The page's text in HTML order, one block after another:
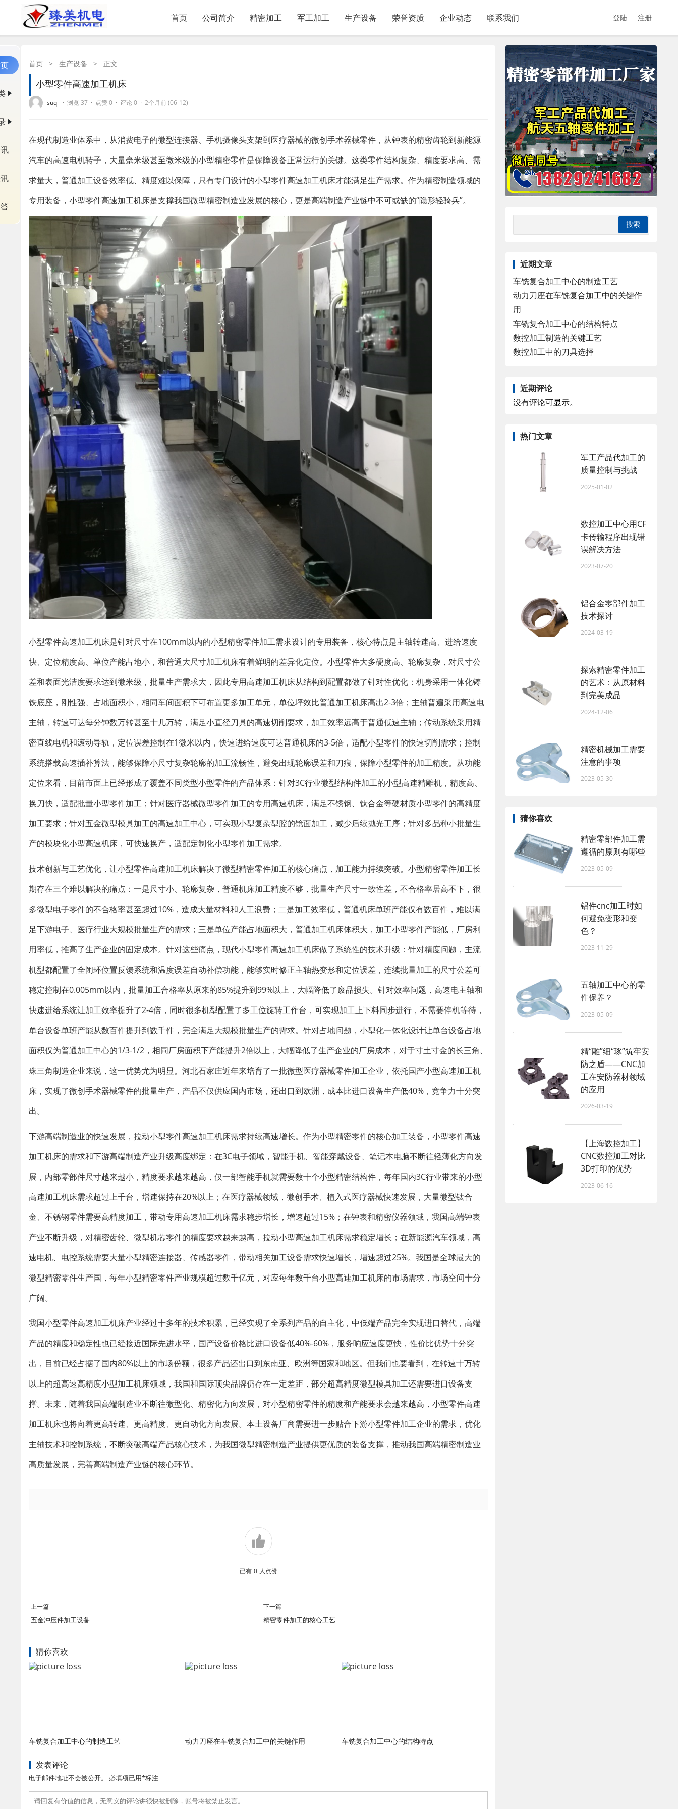
首页 公司简介 精密加工 军工加工 生产设备 荣誉资质 企业动态 联系我们 登陆 注册
首页 > 生产设备 > 正文
小型零件高速加工机床
suqi · 浏览 37 · 点赞 0 · 评论 0 · 2个月前 (06-12)
在现代制造业体系中，从消费电子的微型连接器、手机摄像头支架到医疗器械的微创手术器械零件，从钟表的精密齿轮到新能源
汽车的高速电机转子，大量毫米级甚至微米级的小型精密零件是保障设备正常运行的关键。这类零件结构复杂、精度要求高、需
求量大，普通加工设备效率低、精度难以保障，只有专门设计的小型零件高速加工机床才能满足生产需求。作为精密制造领域的
专用装备，小型零件高速加工机床是支撑我国微型精密制造业发展的核心，更是高端制造产业链中不可或缺的“隐形轻骑兵”。
小型零件高速加工机床是针对尺寸在100mm以内的小型精密零件加工需求设计的专用装备，核心特点是主轴转速高、进给速度
快、定位精度高、单位产能占地小，和普通大尺寸加工机床有着鲜明的差异化定位。小型零件大多硬度高、轮廓复杂，对尺寸公
差和表面光洁度要求达到微米级，批量生产需求大，因此专用高速加工机床从结构到配置都做了针对性优化：机身采用一体化铸
铁底座，刚性强、占地面积小，相同车间面积下可布置更多加工单元，单位坪效比普通加工机床高出2-3倍；主轴普遍采用高速电
主轴，转速可达每分钟数万转甚至十几万转，满足小直径刀具的高速切削要求，加工效率远高于普通低速主轴；传动系统采用精
密直线电机和滚动导轨，定位误差控制在1微米以内，快速进给速度可达普通机床的3-5倍，适配小型零件的快速切削需求；控制
系统搭载高速插补算法，能够保障小尺寸复杂轮廓的加工流畅性，避免出现轮廓误差和刀痕，保障小型零件的加工精度。从功能
定位来看，目前市面上已经形成了覆盖不同类型小型零件的产品体系：针对3C行业微型结构件加工的小型高速精雕机，精度高、
换刀快，适配批量小型零件加工；针对医疗器械微型零件加工的专用高速机床，满足不锈钢、钛合金等硬材质小型零件的高精度
加工要求；针对五金微型模具加工的高速加工中心，可实现小型复杂型腔的镜面加工，减少后续抛光工序；针对多品种小批量生
产的模块化小型高速机床，可快速换产，适配定制化小型零件加工需求。
技术创新与工艺优化，让小型零件高速加工机床解决了微型精密零件加工的核心痛点，加工能力持续突破。小型精密零件加工长
期存在三个难以解决的痛点：一是尺寸小、轮廓复杂，普通机床加工精度不够，批量生产尺寸一致性差，不合格率居高不下，很
多微型电子零件的不合格率甚至超过10%，造成大量材料和人工浪费；二是加工效率低，普通机床单班产能仅有数百件，难以满
足下游电子、医疗行业大规模批量生产的需求；三是单位产能占地面积大，普通加工机床体积大，加工小型零件产能低，厂房利
用率低，推高了生产企业的固定成本。针对这些痛点，现代小型零件高速加工机床做了系统性的技术升级：针对精度问题，主流
机型都配置了全闭环位置反馈系统和温度误差自动补偿功能，能够实时修正主轴热变形和定位误差，连续批量加工的尺寸公差可
稳定控制在0.005mm以内，批量加工合格率从原来的85%提升到99%以上，大幅降低了废品损失。针对效率问题，高速电主轴和
快速进给系统让加工效率提升了2-4倍，同时很多机型配置了多工位旋转工作台，可实现加工上下料同步进行，不需要停机等待，
单台设备单班产能从数百件提升到数千件，完全满足大规模批量生产的需求。针对占地问题，小型化一体化设计让单台设备占地
面积仅为普通加工中心的1/3-1/2，相同厂房面积下产能提升2倍以上，大幅降低了生产企业的厂房成本，对于寸土寸金的长三角、
珠三角制造企业来说，这一优势尤为明显。河北石家庄近年来培育了一批微型医疗器械零件加工企业，依托国产小型高速加工机
床，实现了微创手术器械零件的批量生产，产品不仅供应国内市场，还出口到欧洲，成本比进口设备生产低40%，竞争力十分突
出。
下游高端制造业的快速发展，拉动小型零件高速加工机床需求持续高速增长。作为小型精密零件的核心加工装备，小型零件高速
加工机床的需求和下游高端制造产业升级高度绑定：在3C电子领域，智能手机、智能穿戴设备、笔记本电脑不断往轻薄化方向发
展，内部零部件尺寸越来越小，精度要求越来越高，仅一部智能手机就需要数十个小型精密结构件，每年国内3C行业带来的小型
高速加工机床需求超过上千台，增速保持在20%以上；在医疗器械领域，微创手术、植入式医疗器械快速发展，大量微型钛合
金、不锈钢零件需要高精度加工，带动专用高速加工机床需求稳步增长，增速超过15%；在钟表和精密仪器领域，我国高端钟表
产业不断升级，对精密齿轮、微型机芯零件的精度要求越来越高，拉动小型高速加工机床需求稳定增长；在新能源汽车领域，高
速电机、电控系统需要大量小型精密连接器、传感器零件，带动相关加工设备需求快速增长，增速超过25%。我国是全球最大的
微型精密零件生产国，每年小型精密零件产业规模超过数千亿元，对应每年数千台小型高速加工机床的市场需求，市场空间十分
广阔。
我国小型零件高速加工机床产业经过十多年的技术积累，已经实现了全系列产品的自主化，中低端产品完全实现进口替代，高端
产品的精度和稳定性也已经接近国际先进水平，国产设备价格比进口设备低40%-60%，服务响应速度更快，性价比优势十分突
出，目前已经占据了国内80%以上的市场份额，很多产品还出口到东南亚、欧洲等国家和地区。但我们也要看到，在转速十万转
以上的超高速高精度小型加工机床领域，我国和国际顶尖品牌仍存在一定差距，部分超高精度微型模具加工还需要进口设备支
撑。未来，随着我国高端制造业不断往微型化、精密化方向发展，对小型精密零件的精度和产能要求会越来越高，小型零件高速
加工机床也将向着更高转速、更高精度、更自动化方向发展。本土设备厂商需要进一步贴合下游小型零件加工企业的需求，优化
主轴技术和控制系统，不断突破高端产品核心技术，为我国微型精密制造产业提供更优质的装备支撑，推动我国高端精密制造业
高质量发展，完善高端制造产业链的核心环节。
已有 0 人点赞
上一篇
五金冲压件加工设备
下一篇
精密零件加工的核心工艺
猜你喜欢
车铣复合加工中心的制造工艺 动力刀座在车铣复合加工中的关键作用 车铣复合加工中心的结构特点
发表评论
电子邮件地址不会被公开。 必填项已用*标注
近期文章
车铣复合加工中心的制造工艺
动力刀座在车铣复合加工中的关键作
用
车铣复合加工中心的结构特点
数控加工制造的关键工艺
数控加工中的刀具选择
近期评论
没有评论可显示。
热门文章
军工产品代加工的
质量控制与挑战
2025-01-02
数控加工中心用CF
卡传输程序出现错
误解决方法
2023-07-20
铝合金零部件加工
技术探讨
2024-03-19
探索精密零件加工
的艺术：从原材料
到完美成品
2024-12-06
精密机械加工需要
注意的事项
2023-05-30
猜你喜欢
精密零部件加工需
遵循的原则有哪些
2023-05-09
铝件cnc加工时如
何避免变形和变
色？
2023-11-29
五轴加工中心的零
件保养？
2023-05-09
精“雕”细“琢”筑牢安
防之盾——CNC加
工在安防器材领域
的应用
2026-03-19
【上海数控加工】
CNC数控加工对比
3D打印的优势
2023-06-16